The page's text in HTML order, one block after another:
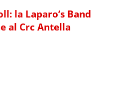
la Laparo’s Band
al Crc Antella